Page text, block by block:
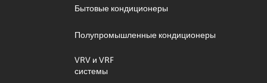
Бытовые кондиционеры
Полупромышленные кондиционеры
VRV и VRF
системы